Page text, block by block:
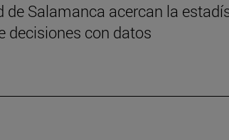
de Salamanca acercan la
decisiones con datos